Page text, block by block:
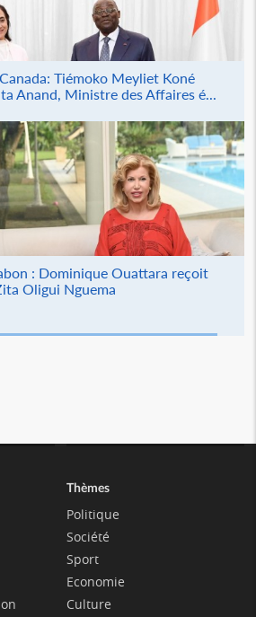
Tiémoko Meyliet Koné
Anand, Ministre des Affaires é...
: Dominique Ouattara reçoit
Oligui Nguema
Thèmes
Politique
Société
Sport
Economie
Culture